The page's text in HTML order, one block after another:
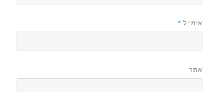
אימייל *
אתר